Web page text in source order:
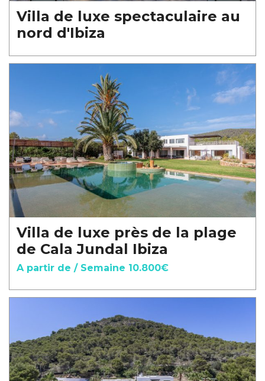
Villa de luxe spectaculaire au
nord d'Ibiza
Villa de luxe près de la plage
de Cala Jundal Ibiza
A partir de / Semaine 10.800€